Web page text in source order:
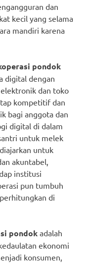
dan
kecil yang selama
mandiri karena
pondok
digital dengan
dan toko
kompetitif dan
bagi anggota dan
digital di dalam
untuk melek
untuk
akuntabel,
institusi
pun tumbuh
di
pondokadalah
ekonomi
konsumen,